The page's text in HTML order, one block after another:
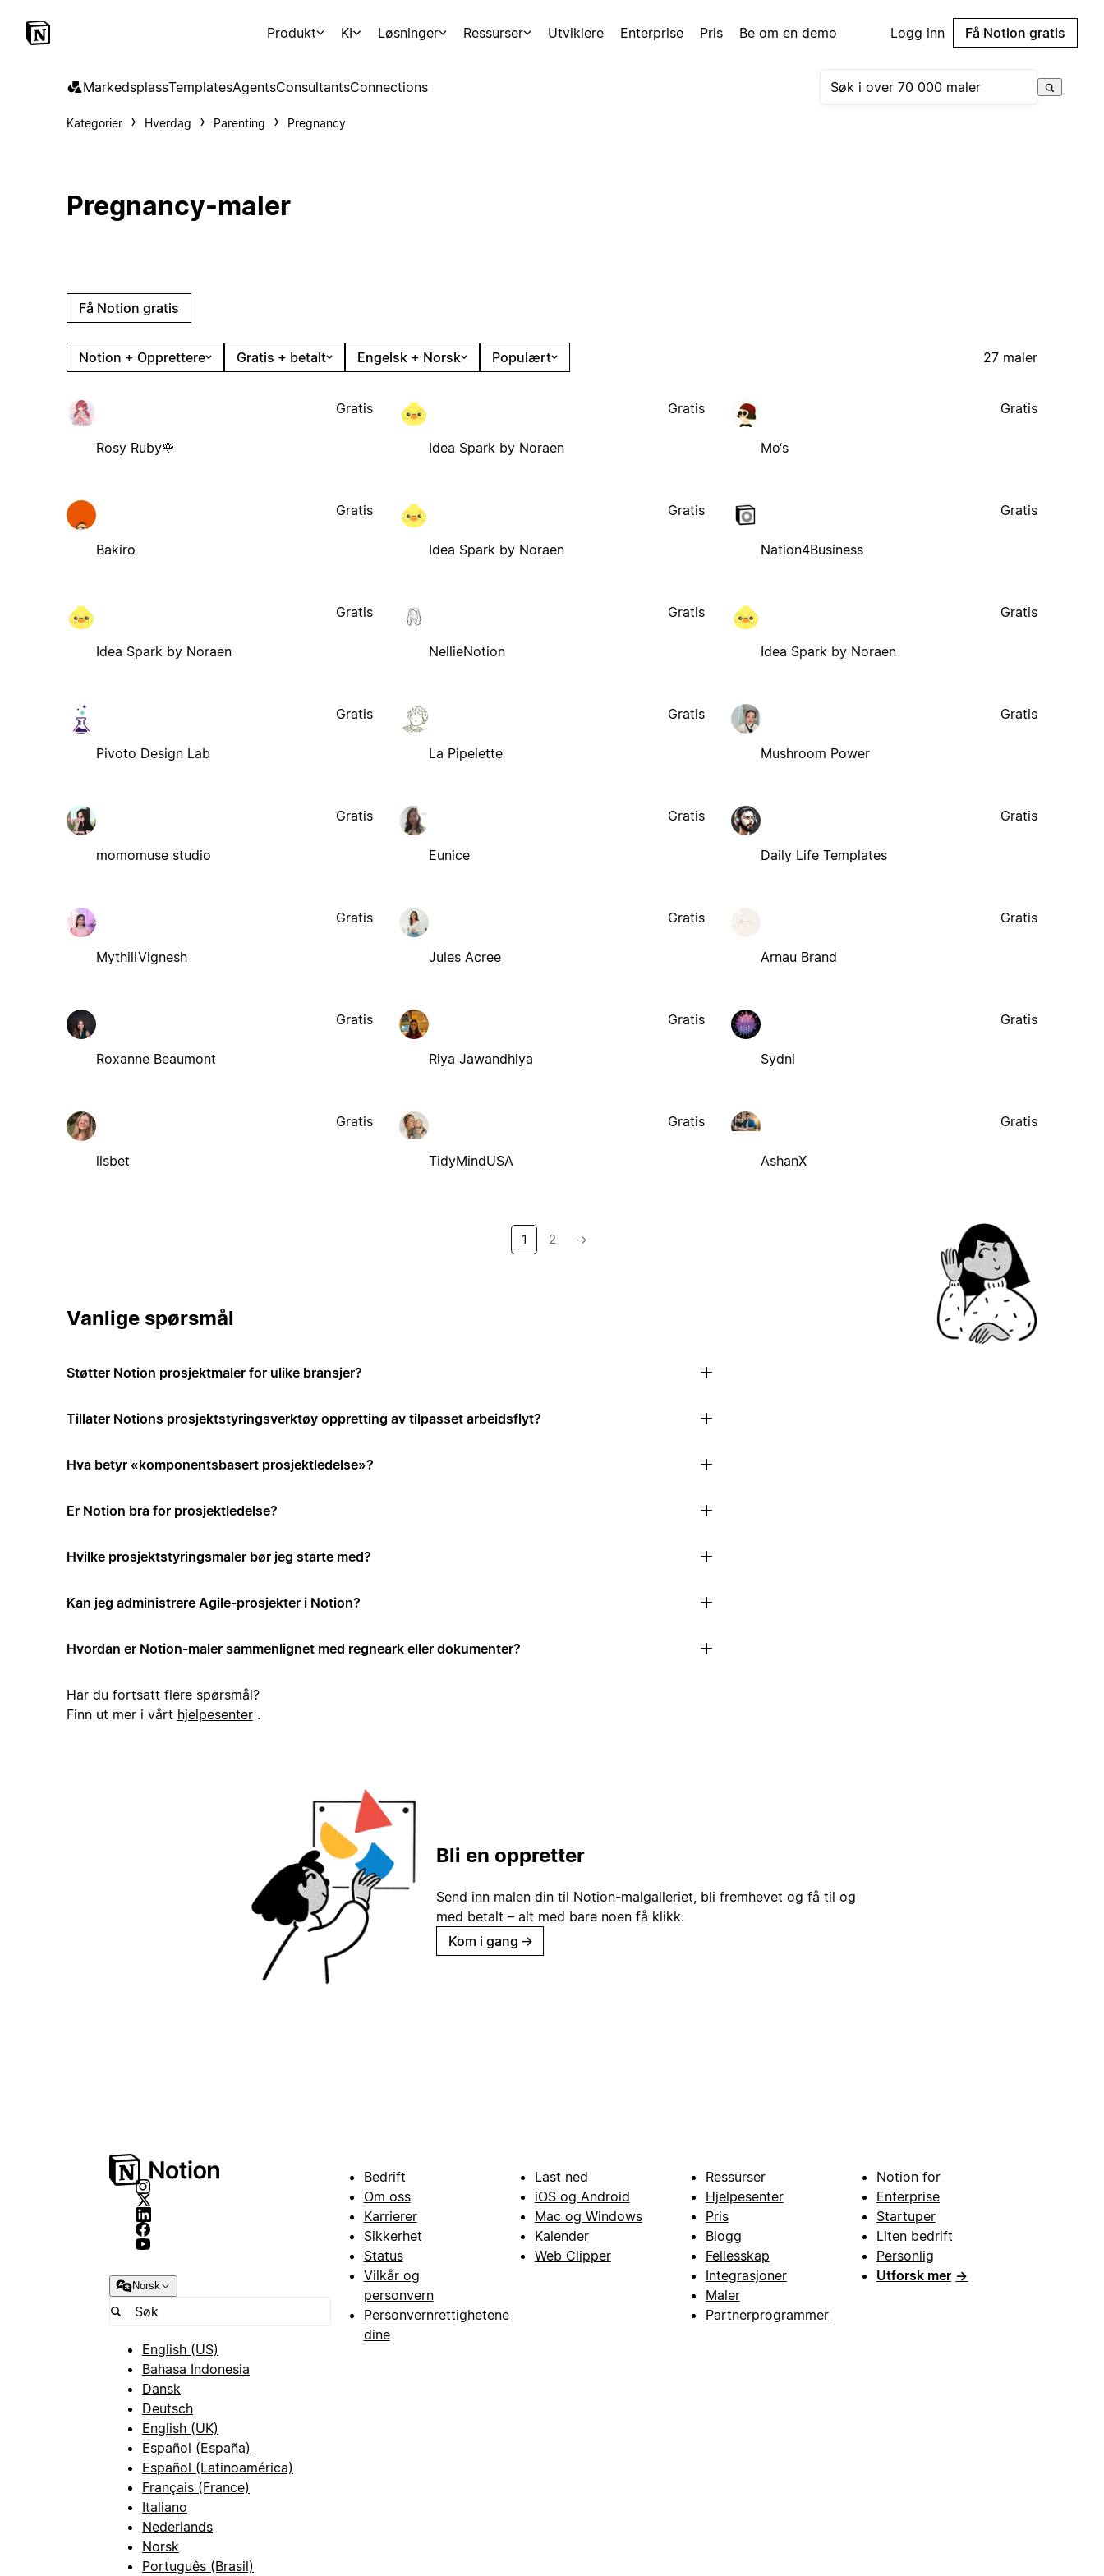
Produkt KI Løsninger Ressurser Utviklere Enterprise Pris Be om en demo Logg inn Få Notion gratis
MarkedsplassTemplatesAgentsConsultantsConnections
Kategorier Hverdag Parenting Pregnancy
Pregnancy-maler
Få Notion gratis
Notion + Opprettere Gratis + betalt Engelsk + Norsk Populært 27 maler
Rosy Ruby🌹
Gratis
Idea Spark by Noraen
Gratis
Mo‘s
Gratis
Bakiro
Gratis
Idea Spark by Noraen
Gratis
Nation4Business
Gratis
Idea Spark by Noraen
Gratis
NellieNotion
Gratis
Idea Spark by Noraen
Gratis
Pivoto Design Lab
Gratis
La Pipelette
Gratis
Mushroom Power
Gratis
momomuse studio
Gratis
Eunice
Gratis
Daily Life Templates
Gratis
MythiliVignesh
Gratis
Jules Acree
Gratis
Arnau Brand
Gratis
Roxanne Beaumont
Gratis
Riya Jawandhiya
Gratis
Sydni
Gratis
llsbet
Gratis
TidyMindUSA
Gratis
AshanX
Gratis
1 2 →
Vanlige spørsmål
Støtter Notion prosjektmaler for ulike bransjer?
Tillater Notions prosjektstyringsverktøy oppretting av tilpasset arbeidsflyt?
Hva betyr «komponentsbasert prosjektledelse»?
Er Notion bra for prosjektledelse?
Hvilke prosjektstyringsmaler bør jeg starte med?
Kan jeg administrere Agile-prosjekter i Notion?
Hvordan er Notion-maler sammenlignet med regneark eller dokumenter?
Har du fortsatt flere spørsmål?
Finn ut mer i vårt hjelpesenter.
Bli en oppretter
Send inn malen din til Notion-malgalleriet, bli fremhevet og få til og
med betalt – alt med bare noen få klikk.
Kom i gang →
Norsk
English (US)
Bahasa Indonesia
Dansk
Deutsch
English (UK)
Español (España)
Español (Latinoamérica)
Français (France)
Italiano
Nederlands
Norsk
Português (Brasil)
Bedrift
Om oss
Karrierer
Sikkerhet
Status
Vilkår og
personvern
Personvernrettighetene
dine
Last ned
iOS og Android
Mac og Windows
Kalender
Web Clipper
Ressurser
Hjelpesenter
Pris
Blogg
Fellesskap
Integrasjoner
Maler
Partnerprogrammer
Notion for
Enterprise
Startuper
Liten bedrift
Personlig
Utforsk mer →